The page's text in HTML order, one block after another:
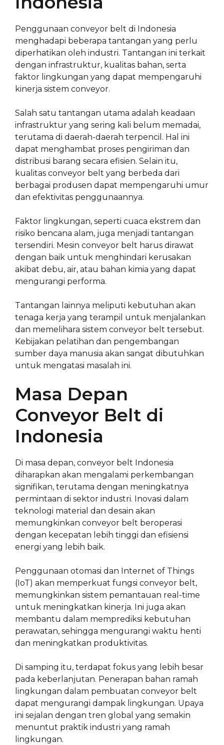
Penggunaan conveyor belt di Indonesia
menghadapi beberapa tantangan yang perlu
diperhatikan oleh industri. Tantangan ini terkait
dengan infrastruktur, kualitas bahan, serta
faktor lingkungan yang dapat mempengaruhi
kinerja sistem conveyor.
Salah satu tantangan utama adalah keadaan
infrastruktur yang sering kali belum memadai,
terutama di daerah-daerah terpencil. Hal ini
dapat menghambat proses pengiriman dan
distribusi barang secara efisien. Selain itu,
kualitas conveyor belt yang berbeda dari
berbagai produsen dapat mempengaruhi umur
dan efektivitas penggunaannya.
Faktor lingkungan, seperti cuaca ekstrem dan
risiko bencana alam, juga menjadi tantangan
tersendiri. Mesin conveyor belt harus dirawat
dengan baik untuk menghindari kerusakan
akibat debu, air, atau bahan kimia yang dapat
mengurangi performa.
Tantangan lainnya meliputi kebutuhan akan
tenaga kerja yang terampil untuk menjalankan
dan memelihara sistem conveyor belt tersebut.
Kebijakan pelatihan dan pengembangan
sumber daya manusia akan sangat dibutuhkan
untuk mengatasi masalah ini.
Masa Depan
Conveyor Belt di
Indonesia
Di masa depan, conveyor belt Indonesia
diharapkan akan mengalami perkembangan
signifikan, terutama dengan meningkatnya
permintaan di sektor industri. Inovasi dalam
teknologi material dan desain akan
memungkinkan conveyor belt beroperasi
dengan kecepatan lebih tinggi dan efisiensi
energi yang lebih baik.
Penggunaan otomasi dan Internet of Things
(IoT) akan memperkuat fungsi conveyor belt,
memungkinkan sistem pemantauan real-time
untuk meningkatkan kinerja. Ini juga akan
membantu dalam memprediksi kebutuhan
perawatan, sehingga mengurangi waktu henti
dan meningkatkan produktivitas.
Di samping itu, terdapat fokus yang lebih besar
pada keberlanjutan. Penerapan bahan ramah
lingkungan dalam pembuatan conveyor belt
dapat mengurangi dampak lingkungan. Upaya
ini sejalan dengan tren global yang semakin
menuntut praktik industri yang ramah
lingkungan.